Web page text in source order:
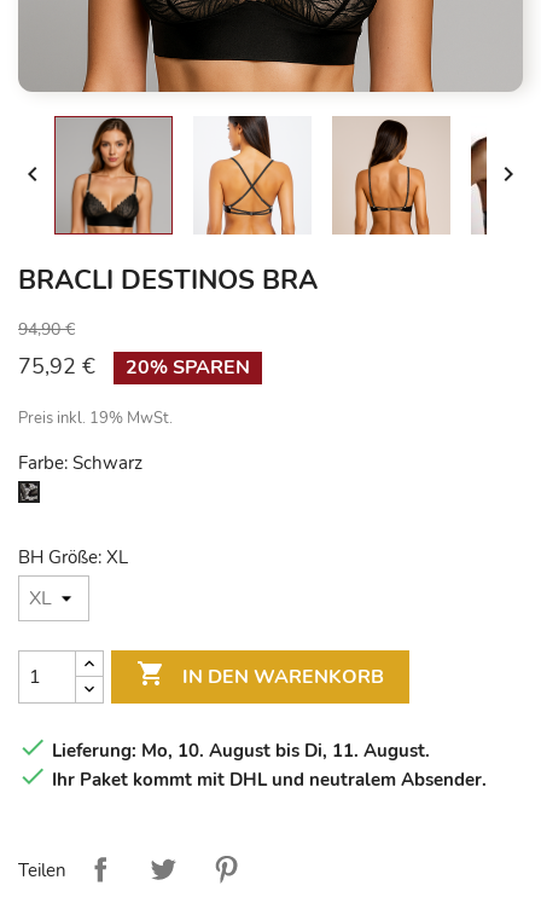
 
BRACLI DESTINOS BRA
94,90 €
75,92 € 20% SPAREN
Preis inkl. 19% MwSt.
Farbe: Schwarz
Schwarz
BH Größe: XL
 IN DEN WARENKORB
 Lieferung: Mo, 10. August bis Di, 11. August.
 Ihr Paket kommt mit DHL und neutralem Absender.
Teilen